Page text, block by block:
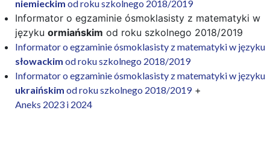
niemieckim od roku szkolnego 2018/2019
Informator o egzaminie ósmoklasisty z matematyki w
języku ormiańskim od roku szkolnego 2018/2019
Informator o egzaminie ósmoklasisty z matematyki w języku
słowackim od roku szkolnego 2018/2019
Informator o egzaminie ósmoklasisty z matematyki w języku
ukraińskim od roku szkolnego 2018/2019+
Aneks 2023 i 2024